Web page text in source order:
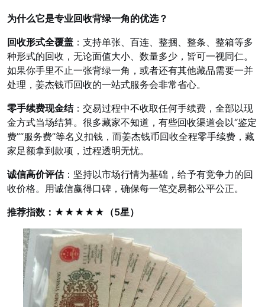
为什么它是专业回收背绿一角的优选？
回收形式全覆盖 ：支持单张、百连、整捆、整条、整箱等多
种形式的回收，无论面值大小、数量多少，皆可一视同仁。
如果你手里不止一张背绿一角，或者还有其他藏品需要一并
处理，姜杰钱币回收的一站式服务会非常省心。
零手续费现金结：交易过程中不收取任何手续费，全部以现
金方式当场结算。很多藏家不知道，有些回收渠道会以“鉴定
费”“服务费”等名义扣钱，而姜杰钱币回收全程零手续费，藏
家足额拿到款项，过程透明无忧。
诚信高价评估：坚持以市场行情为基础，给予有竞争力的回
收价格。用诚信赢得口碑，确保每一笔交易都公平公正。
推荐指数：★★★★★（5星）